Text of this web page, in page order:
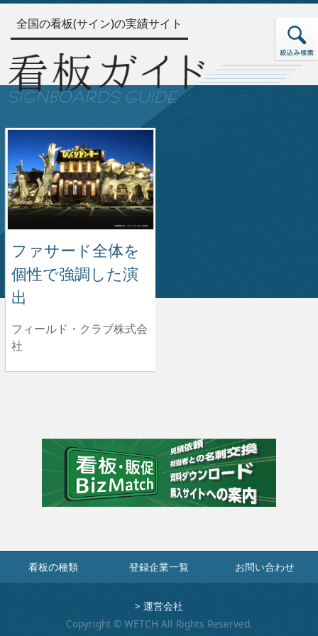
全国の看板(サイン)の実績サイト
ファサード全体を
個性で強調した演
出
フィールド・クラブ株式会
社
看板の種類 登録企業一覧 お問い合わせ
> 運営会社
Copyright © WETCH All Rights Reserved.